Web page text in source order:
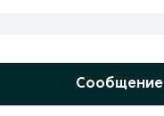
Сообщение